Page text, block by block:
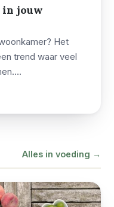
in jouw
Het
trend waar veel
Alles in voeding →